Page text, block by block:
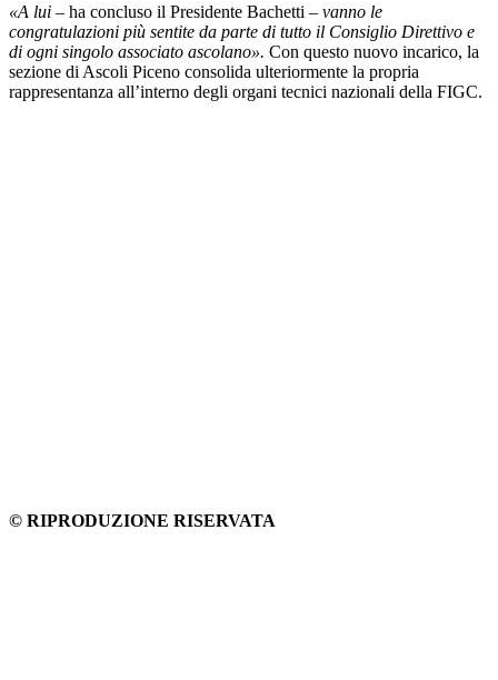
«A lui – ha concluso il Presidente Bachetti – vanno le
congratulazioni più sentite da parte di tutto il Consiglio Direttivo e
di ogni singolo associato ascolano». Con questo nuovo incarico, la
sezione di Ascoli Piceno consolida ulteriormente la propria
rappresentanza all’interno degli organi tecnici nazionali della FIGC.
© RIPRODUZIONE RISERVATA